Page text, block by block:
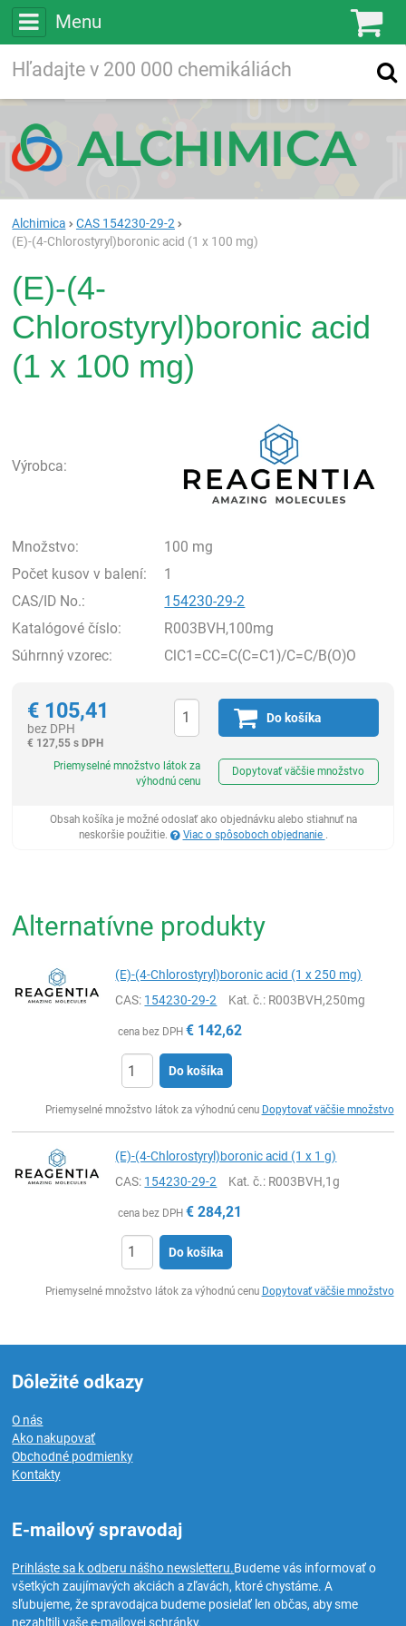
Menu
Vyhľadávanie
Alchimica
CAS 154230-29-2
(E)-(4-Chlorostyryl)boronic acid (1 x 100 mg)
(E)-(4-
Chlorostyryl)boronic acid
(1 x 100 mg)
Výrobca:
Množstvo:
100 mg
Počet kusov v balení:
1
CAS/ID No.:
154230-29-2
Katalógové číslo:
R003BVH,100mg
Súhrnný vzorec:
ClC1=CC=C(C=C1)/C=C/B(O)O
€ 105,41
bez DPH
€ 127,55 s DPH
Do košíka
Priemyselné množstvo látok za
výhodnú cenu
Dopytovať väčšie množstvo
Obsah košíka je možné odoslať ako objednávku alebo stiahnuť na
neskoršie použitie.
Viac o spôsoboch objednanie .
Alternatívne produkty
(E)-(4-Chlorostyryl)boronic acid (1 x 250 mg)
CAS: 154230-29-2 Kat. č.: R003BVH,250mg
cena bez DPH € 142,62
Do košíka
Priemyselné množstvo látok za výhodnú cenu Dopytovať väčšie množstvo
(E)-(4-Chlorostyryl)boronic acid (1 x 1 g)
CAS: 154230-29-2 Kat. č.: R003BVH,1g
cena bez DPH € 284,21
Do košíka
Priemyselné množstvo látok za výhodnú cenu Dopytovať väčšie množstvo
Dôležité odkazy
O nás
Ako nakupovať
Obchodné podmienky
Kontakty
E-mailový spravodaj
Prihláste sa k odberu nášho newsletteru.Budeme vás informovať o
všetkých zaujímavých akciách a zľavách, ktoré chystáme. A
sľubujeme, že spravodajca budeme posielať len občas, aby sme
nezahltili vaše e-mailovej schránky.